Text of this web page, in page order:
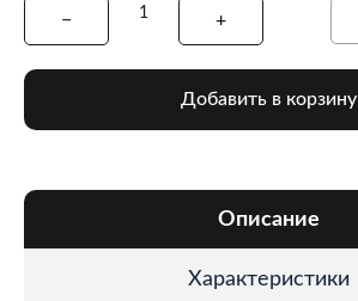
Добавить в корзину
Описание
Характеристики